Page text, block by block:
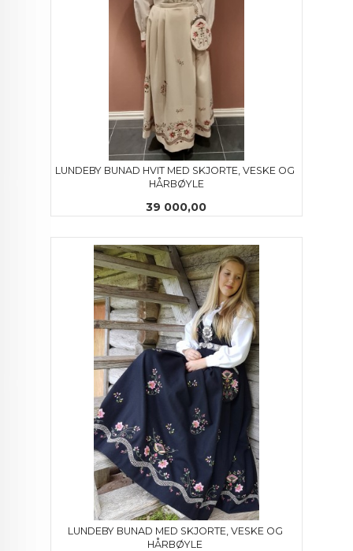
LUNDEBY BUNAD HVIT MED SKJORTE, VESKE OG
HÅRBØYLE
Pris
39 000,00
LUNDEBY BUNAD MED SKJORTE, VESKE OG
HÅRBØYLE